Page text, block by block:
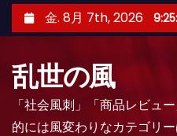
ン
金. 8月 7th, 2026
乱世の風
「社会風刺」「商品レビュ
的には風変わりなカテゴリ